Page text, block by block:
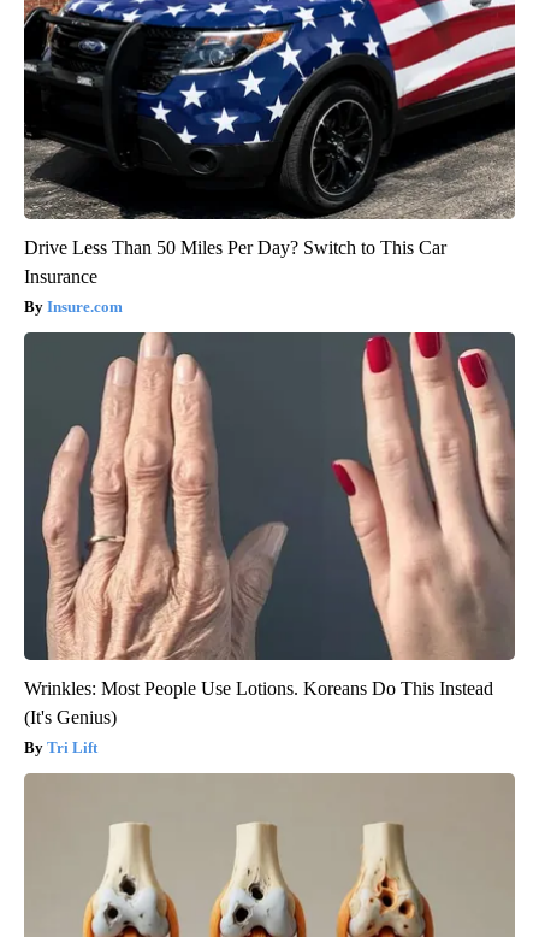
Drive Less Than 50 Miles Per Day? Switch to This Car
Insurance
Insure.com
Wrinkles: Most People Use Lotions. Koreans Do This Instead
(It's Genius)
Tri Lift